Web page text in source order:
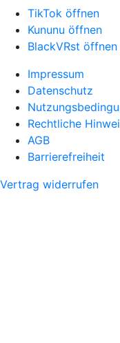
TikTok öffnen
Kununu öffnen
BlackVRst öffnen
Impressum
Datenschutz
Rechtliche
AGB
Barrierefreiheit
Vertrag widerrufen